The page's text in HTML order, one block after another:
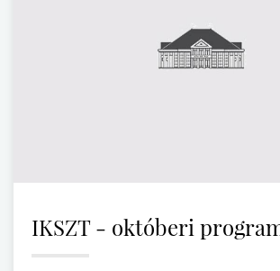
IKSZT - októberi